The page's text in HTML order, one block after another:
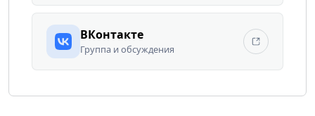
ВКонтакте
Группа и обсуждения